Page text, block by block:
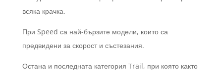
всяка крачка.
При Speed са най-бързите модели, които са
предвидени за скорост и състезания.
Остана и последната категория Trail, при която както